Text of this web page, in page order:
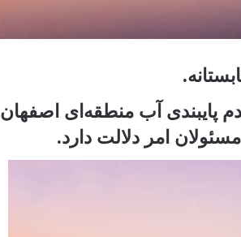
پایبندی آب منطقه‌ای اصفهان
امر دلالت دارد.